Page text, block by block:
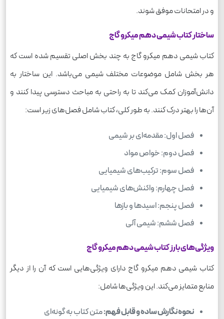
و در امتحانات موفق شوند.
ساختار کتاب شیمی دهم میکرو گاج
کتاب شیمی دهم میکرو گاج به چند بخش اصلی تقسیم شده است که
هر بخش شامل موضوعات مختلف شیمی می‌باشد. این ساختار به
دانش‌آموزان کمک می‌کند تا به راحتی به مباحث دسترسی پیدا کنند و
آن‌ها را بهتر درک کنند. به طور کلی، کتاب شامل فصل‌های زیر است:
فصل اول: مقدمه‌ای بر شیمی
فصل دوم: خواص مواد
فصل سوم: ترکیب‌های شیمیایی
فصل چهارم: واکنش‌های شیمیایی
فصل پنجم: اسیدها و بازها
فصل ششم: شیمی آلی
ویژگی‌های بارز کتاب شیمی دهم میکرو گاج
کتاب شیمی دهم میکرو گاج دارای ویژگی‌هایی است که آن را از دیگر
منابع متمایز می‌کند. این ویژگی‌ها شامل:
نحوه نگارش ساده و قابل فهم:متن کتاب به گونه‌ای